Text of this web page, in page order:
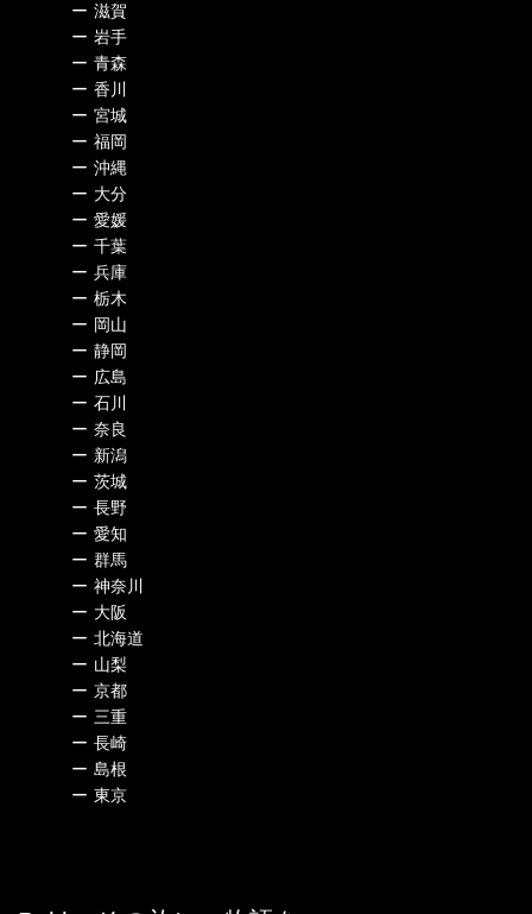
ー 滋賀
ー 岩手
ー 青森
ー 香川
ー 宮城
ー 福岡
ー 沖縄
ー 大分
ー 愛媛
ー 千葉
ー 兵庫
ー 栃木
ー 岡山
ー 静岡
ー 広島
ー 石川
ー 奈良
ー 新潟
ー 茨城
ー 長野
ー 愛知
ー 群馬
ー 神奈川
ー 大阪
ー 北海道
ー 山梨
ー 京都
ー 三重
ー 長崎
ー 島根
ー 東京